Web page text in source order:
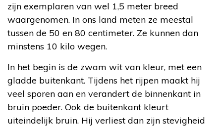
zijn exemplaren van wel 1,5 meter breed
waargenomen. In ons land meten ze meestal
tussen de 50 en 80 centimeter. Ze kunnen dan
minstens 10 kilo wegen.
In het begin is de zwam wit van kleur, met een
gladde buitenkant. Tijdens het rijpen maakt hij
veel sporen aan en verandert de binnenkant in
bruin poeder. Ook de buitenkant kleurt
uiteindelijk bruin. Hij verliest dan zijn stevigheid